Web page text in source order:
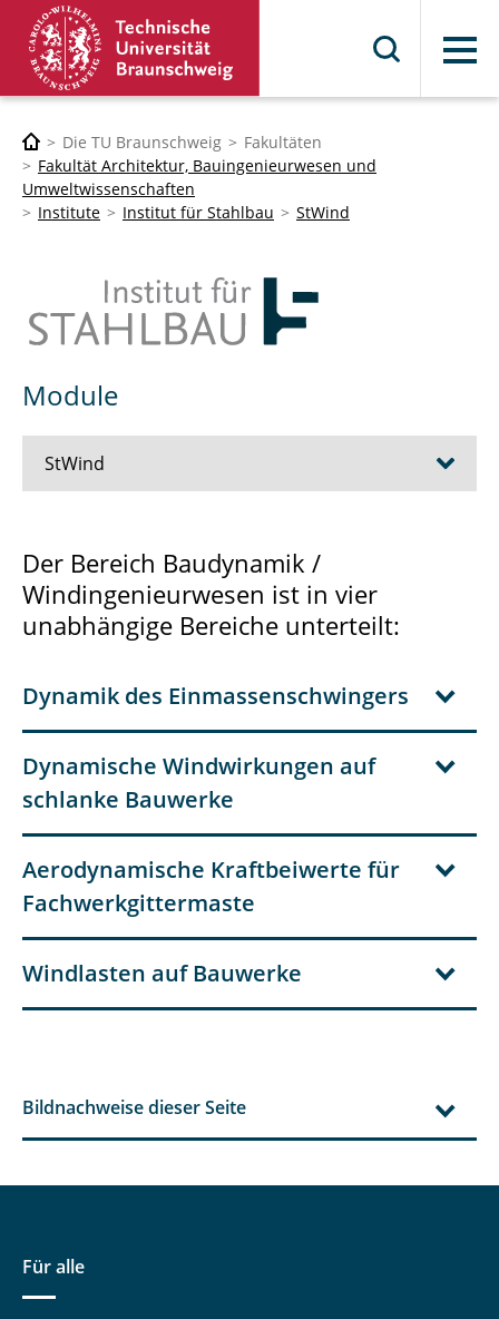
Menü
Die TU Braunschweig
Fakultäten
Fakultät Architektur, Bauingenieurwesen und
Umweltwissenschaften
Institute
Institut für Stahlbau StWind
Module
StWind
Systemvoraussetzungen
Versionsverlauf StWind
FAQ
Bestellung
Download
Kontakt
Der Bereich Baudynamik /
Windingenieurwesen ist in vier
unabhängige Bereiche unterteilt:
Dynamik des Einmassenschwingers
Dynamische Windwirkungen auf
schlanke Bauwerke
Aerodynamische Kraftbeiwerte für
Fachwerkgittermaste
Windlasten auf Bauwerke
Bildnachweise dieser Seite
Für alle